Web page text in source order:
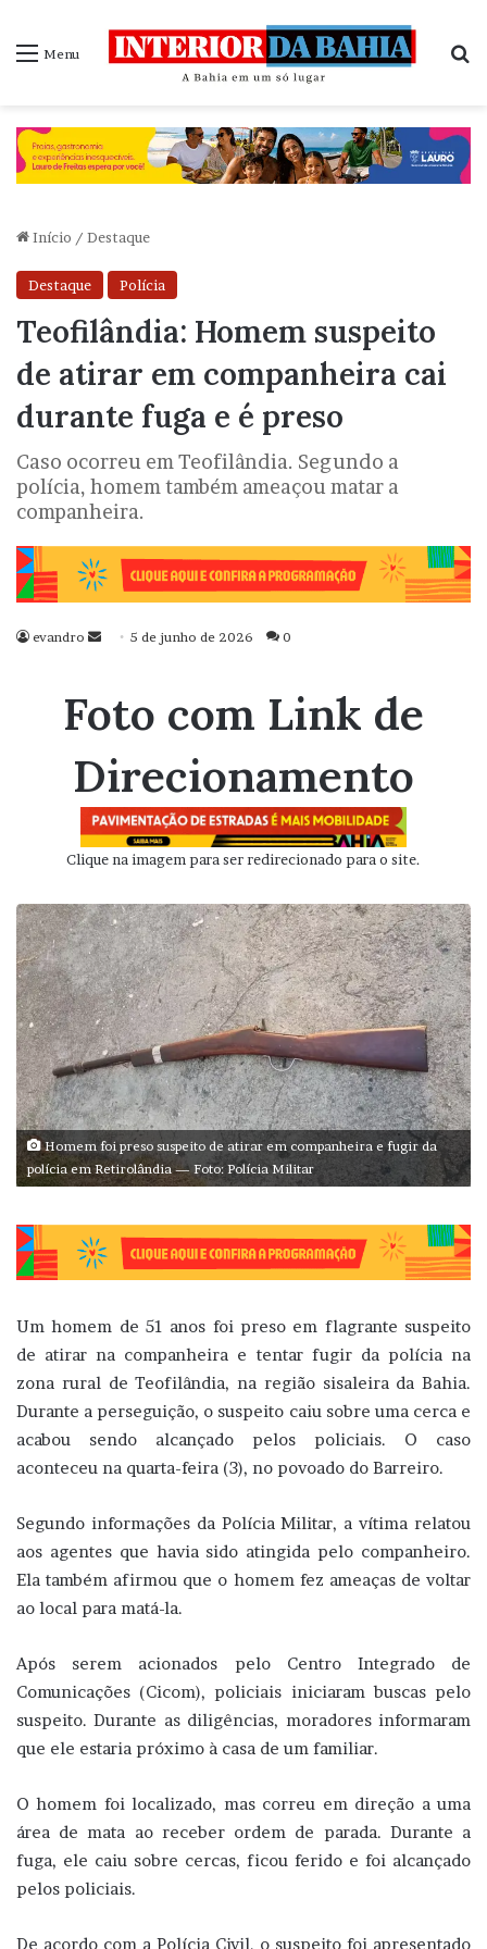
Menu
Início / Destaque
Destaque Polícia
Teofilândia: Homem suspeito
de atirar em companheira cai
durante fuga e é preso
Caso ocorreu em Teofilândia. Segundo a
polícia, homem também ameaçou matar a
companheira.
evandro
Mande
mail
5 de junho de 2026 0
Foto com Link de
Direcionamento
Clique na imagem para ser redirecionado para o site.
Homem foi preso suspeito de atirar em companheira e fugir da
polícia em Retirolândia — Foto: Polícia Militar
Um homem de 51 anos foi preso em flagrante suspeito
de atirar na companheira e tentar fugir da polícia na
zona rural de Teofilândia, na região sisaleira da Bahia.
Durante a perseguição, o suspeito caiu sobre uma cerca e
acabou sendo alcançado pelos policiais. O caso
aconteceu na quarta-feira (3), no povoado do Barreiro.
Segundo informações da Polícia Militar, a vítima relatou
aos agentes que havia sido atingida pelo companheiro.
Ela também afirmou que o homem fez ameaças de voltar
ao local para matá-la.
Após serem acionados pelo Centro Integrado de
Comunicações (Cicom), policiais iniciaram buscas pelo
suspeito. Durante as diligências, moradores informaram
que ele estaria próximo à casa de um familiar.
O homem foi localizado, mas correu em direção a uma
área de mata ao receber ordem de parada. Durante a
fuga, ele caiu sobre cercas, ficou ferido e foi alcançado
pelos policiais.
De acordo com a Polícia Civil, o suspeito foi apresentado